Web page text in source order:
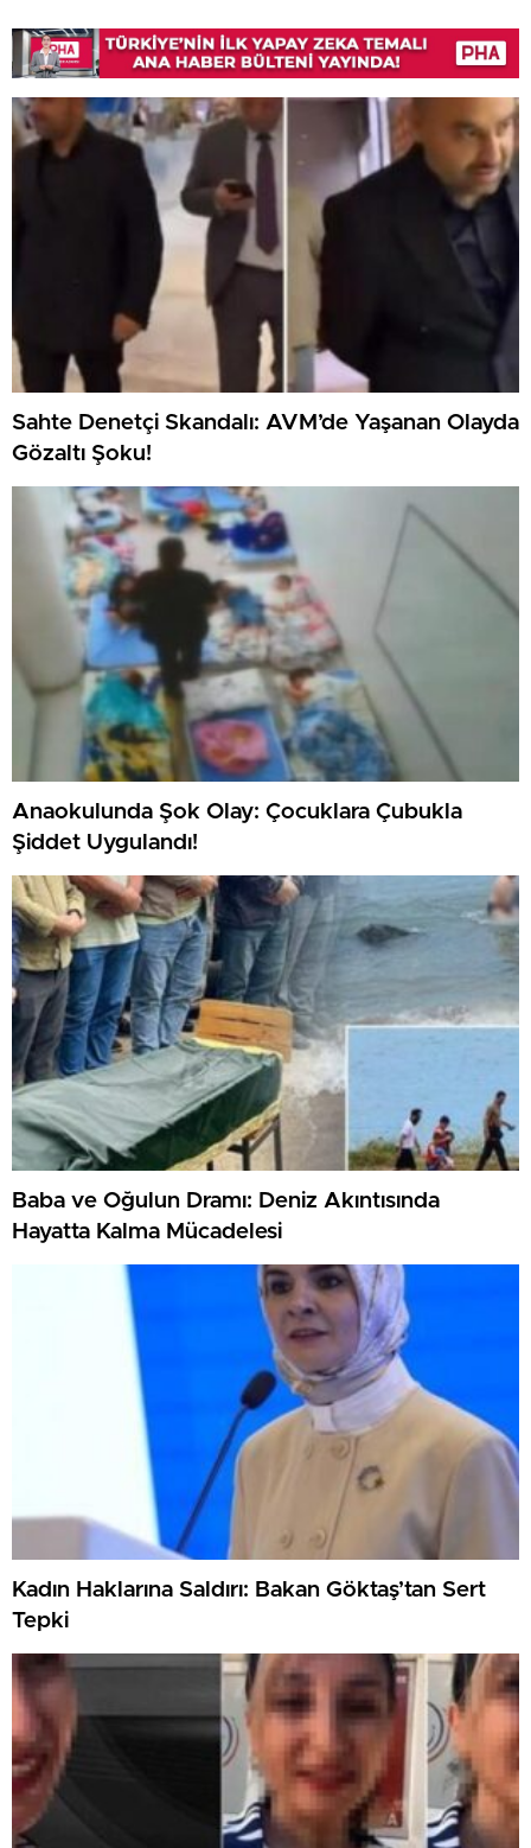
Sahte Denetçi Skandalı: AVM’de Yaşanan Olayda
Gözaltı Şoku!
Anaokulunda Şok Olay: Çocuklara Çubukla
Şiddet Uygulandı!
Baba ve Oğulun Dramı: Deniz Akıntısında
Hayatta Kalma Mücadelesi
Kadın Haklarına Saldırı: Bakan Göktaş’tan Sert
Tepki